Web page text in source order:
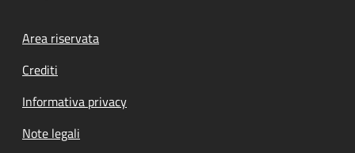
Footer menu
Area riservata
Crediti
Informativa privacy
Note legali